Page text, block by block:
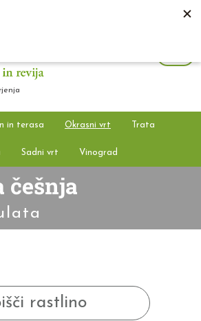
in terasa Okrasni vrt Trata
Sadni vrt Vinograd
češnja